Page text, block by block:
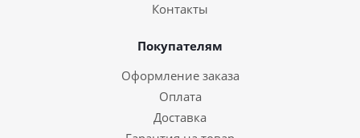
Контакты
Покупателям
Оформление заказа
Оплата
Доставка